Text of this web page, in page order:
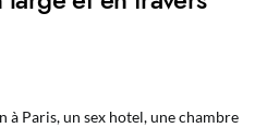
à Paris, un sex hotel, une chambre